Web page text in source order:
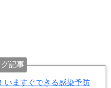
記事
いますぐできる感染予防